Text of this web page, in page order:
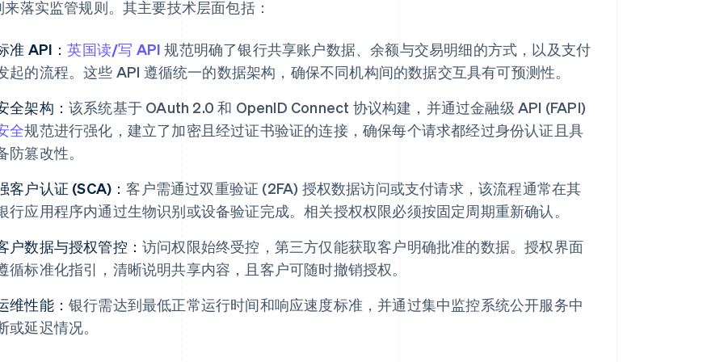
来落实监管规则。其主要技术层面包括：
准 API：英国读/写 API 规范明确了银行共享账户数据、余额与交易明细的方式，以及支付
起的流程。这些 API 遵循统一的数据架构，确保不同机构间的数据交互具有可预测性。
全架构： 该系统基于 OAuth 2.0 和 OpenID Connect 协议构建，并通过金融级 API (FAPI)
全规范进行强化，建立了加密且经过证书验证的连接，确保每个请求都经过身份认证且具
防篡改性。
客户认证 (SCA)：客户需通过双重验证 (2FA) 授权数据访问或支付请求，该流程通常在其
行应用程序内通过生物识别或设备验证完成。相关授权权限必须按固定周期重新确认。
户数据与授权管控： 访问权限始终受控，第三方仅能获取客户明确批准的数据。授权界面
循标准化指引，清晰说明共享内容，且客户可随时撤销授权。
维性能： 银行需达到最低正常运行时间和响应速度标准，并通过集中监控系统公开服务中
或延迟情况。